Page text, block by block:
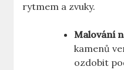
rytmem a zvuky.
Malování
kamenů
ozdobit